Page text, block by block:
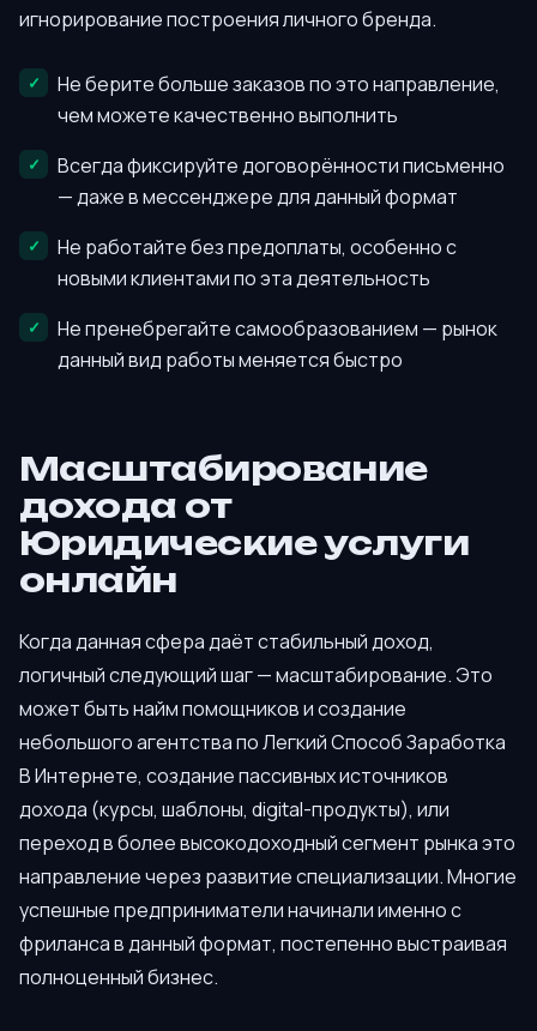
игнорирование построения личного бренда.
Не берите больше заказов по это направление,
чем можете качественно выполнить
Всегда фиксируйте договорённости письменно
— даже в мессенджере для данный формат
Не работайте без предоплаты, особенно с
новыми клиентами по эта деятельность
Не пренебрегайте самообразованием — рынок
данный вид работы меняется быстро
Масштабирование
дохода от
Юридические услуги
онлайн
Когда данная сфера даёт стабильный доход,
логичный следующий шаг — масштабирование. Это
может быть найм помощников и создание
небольшого агентства по Легкий Способ Заработка
В Интернете, создание пассивных источников
дохода (курсы, шаблоны, digital-продукты), или
переход в более высокодоходный сегмент рынка это
направление через развитие специализации. Многие
успешные предприниматели начинали именно с
фриланса в данный формат, постепенно выстраивая
полноценный бизнес.